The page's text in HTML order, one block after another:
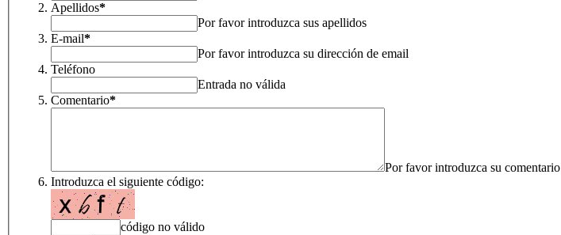
Apellidos*
Por favor introduzca sus apellidos
E-mail*
Por favor introduzca su dirección de email
Teléfono
Entrada no válida
Comentario*
Por favor introduzca su comentario
Introduzca el siguiente código:
código no válido